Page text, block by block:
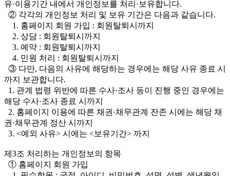
유·이용기간 내에서 개인정보를 처리·보유합니다.
② 각각의 개인정보 처리 및 보유 기간은 다음과 같습니다.
1. 홈페이지 회원 가입 : 회원탈퇴시까지
2. 상담 : 회원탈퇴시까지
3. 예약 : 회원탈퇴시까지
4. 민원 처리 : 회원탈퇴시까지
③ 다만, 다음의 사유에 해당하는 경우에는 해당 사유 종료 시
까지 보관합니다.
1. 관계 법령 위반에 따른 수사·조사 등이 진행 중인 경우에는
해당 수사·조사 종료 시까지
2. 홈페이지 이용에 따른 채권·채무관계 잔존 시에는 해당 채
권·채무관계 정산 시까지
3. <예외 사유> 시에는 <보유기간> 까지
제3조 처리하는 개인정보의 항목
① 홈페이지 회원 가입